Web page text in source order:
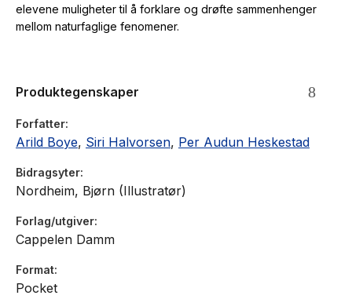
elevene muligheter til å forklare og drøfte sammenhenger
mellom naturfaglige fenomener.
Produktegenskaper
Forfatter
Arild Boye, Siri Halvorsen, Per Audun Heskestad
Bidragsyter
Nordheim, Bjørn (Illustratør)
Forlag/utgiver
Cappelen Damm
Format
Pocket